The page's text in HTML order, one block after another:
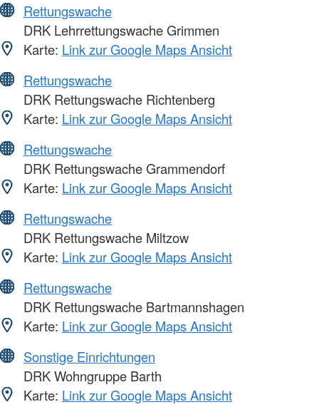
Rettungswache
DRK Lehrrettungswache Grimmen
Karte: Link zur Google Maps Ansicht
Rettungswache
DRK Rettungswache Richtenberg
Karte: Link zur Google Maps Ansicht
Rettungswache
DRK Rettungswache Grammendorf
Karte: Link zur Google Maps Ansicht
Rettungswache
DRK Rettungswache Miltzow
Karte: Link zur Google Maps Ansicht
Rettungswache
DRK Rettungswache Bartmannshagen
Karte: Link zur Google Maps Ansicht
Sonstige Einrichtungen
DRK Wohngruppe Barth
Karte: Link zur Google Maps Ansicht